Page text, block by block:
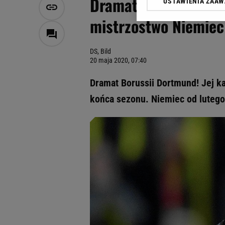
Dramat Borussii
mistrzostwo Niemiec
DS, Bild
20 maja 2020, 07:40
Dramat Borussii Dortmund! Jej
końca sezonu. Niemiec od
Klikając „Akceptuję”
Zaufanych Partnerów i
dotyczące plików
odnośnik „Ustawienia
Użycie dokładnych
Przechowywanie
badnie odbiorców i